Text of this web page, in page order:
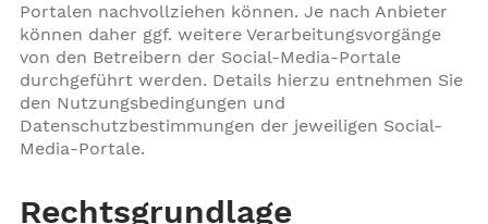
Portalen nachvollziehen können. Je nach Anbieter
können daher ggf. weitere Verarbeitungsvorgänge
von den Betreibern der Social-Media-Portale
durchgeführt werden. Details hierzu entnehmen Sie
den Nutzungsbedingungen und
Datenschutzbestimmungen der jeweiligen Social-
Media-Portale.
Rechtsgrundlage